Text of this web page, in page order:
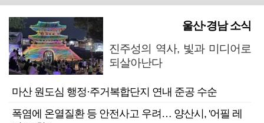
울산·경남 소식
진주성의 역사, 빛과 미디어로
되살아난다
마산 원도심 행정·주거복합단지 연내 준공 수순
폭염에 온열질환 등 안전사고 우려… 양산시, '어필 레